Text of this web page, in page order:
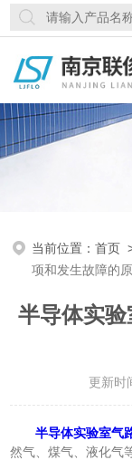
当前位置：首页
项和发生故障的
半导体实
更新
半导体实验室气
然气、煤气、液化气